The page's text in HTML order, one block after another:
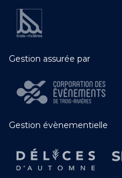
Gestion assurée par
Gestion évènementielle